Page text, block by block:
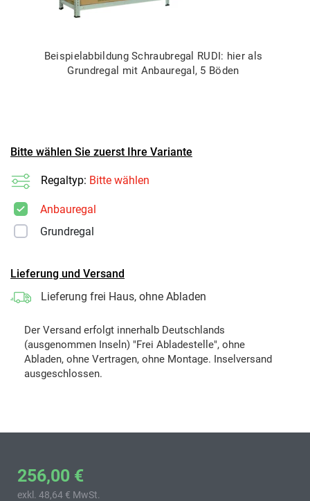
Beispielabbildung Schraubregal RUDI: hier als
Grundregal mit Anbauregal, 5 Böden
Bitte wählen Sie zuerst Ihre Variante
Regaltyp: Bitte wählen
Anbauregal
Grundregal
Lieferung und Versand
Lieferung frei Haus, ohne Abladen
Der Versand erfolgt innerhalb Deutschlands
(ausgenommen Inseln) "Frei Abladestelle", ohne
Abladen, ohne Vertragen, ohne Montage. Inselversand
ausgeschlossen.
256,00 €
exkl. 48,64 € MwSt.